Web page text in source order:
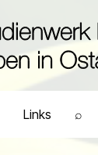
Links ⌕